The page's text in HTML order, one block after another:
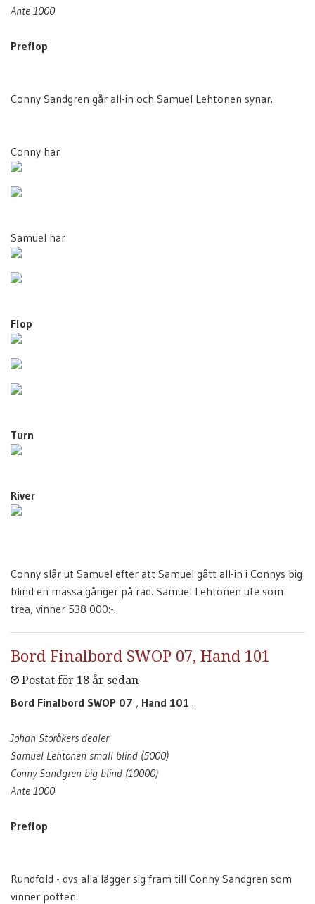
Ante 1000
Preflop
Conny Sandgren går all-in och Samuel Lehtonen synar.
Conny har
Samuel har
Flop
Turn
River
Conny slår ut Samuel efter att Samuel gått all-in i Connys big
blind en massa gånger på rad. Samuel Lehtonen ute som
trea, vinner 538 000:-.
Bord Finalbord SWOP 07, Hand 101
Postat för 18 år sedan
Bord Finalbord SWOP 07 , Hand 101 .
Johan Storåkers dealer
Samuel Lehtonen small blind (5000)
Conny Sandgren big blind (10000)
Ante 1000
Preflop
Rundfold - dvs alla lägger sig fram till Conny Sandgren som
vinner potten.